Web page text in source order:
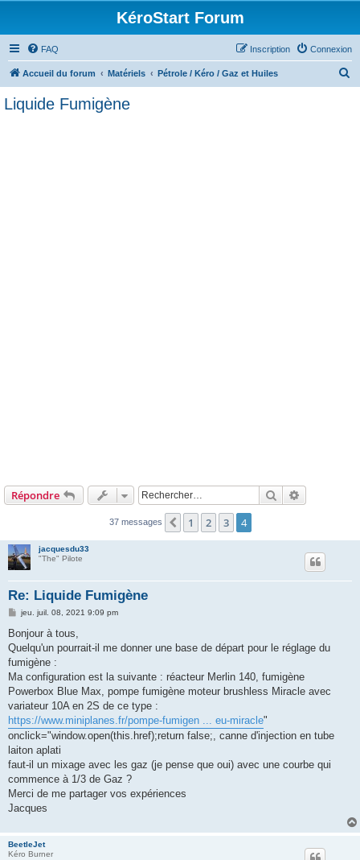
KéroStart Forum
FAQ Connexion
Inscription
Accueil du forum Matériels Pétrole / Kéro / Gaz et Huiles
Liquide Fumigène
Répondre Rechercher
37 messages Précédent
1 2 3 4
jacquesdu33
"The" Pilote
Re: Liquide Fumigène
M
s
a
g
jeu. juil. 08, 2021 9:09 pm
Bonjour à tous,
Quelqu'un pourrait-il me donner une base de départ pour le réglage du
fumigène :
Ma configuration est la suivante : réacteur Merlin 140, fumigène
Powerbox Blue Max, pompe fumigène moteur brushless Miracle avec
variateur 10A en 2S de ce type :
https://www.miniplanes.fr/pompe-fumigen ... eu-miracle"
onclick="window.open(this.href);return false;, canne d'injection en tube
laiton aplati
faut-il un mixage avec les gaz (je pense que oui) avec une courbe qui
commence à 1/3 de Gaz ?
Merci de me partager vos expériences
Jacques
BeetleJet
Kéro Burner